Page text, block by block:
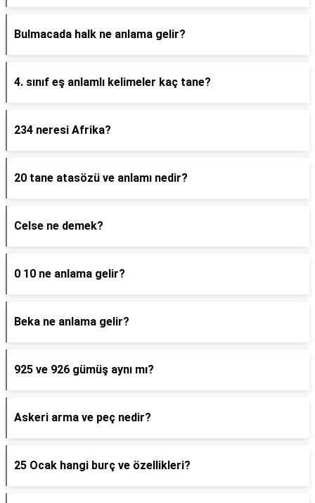
Bulmacada halk ne anlama gelir?
4. sınıf eş anlamlı kelimeler kaç tane?
234 neresi Afrika?
20 tane atasözü ve anlamı nedir?
Celse ne demek?
0 10 ne anlama gelir?
Beka ne anlama gelir?
925 ve 926 gümüş aynı mı?
Askeri arma ve peç nedir?
25 Ocak hangi burç ve özellikleri?